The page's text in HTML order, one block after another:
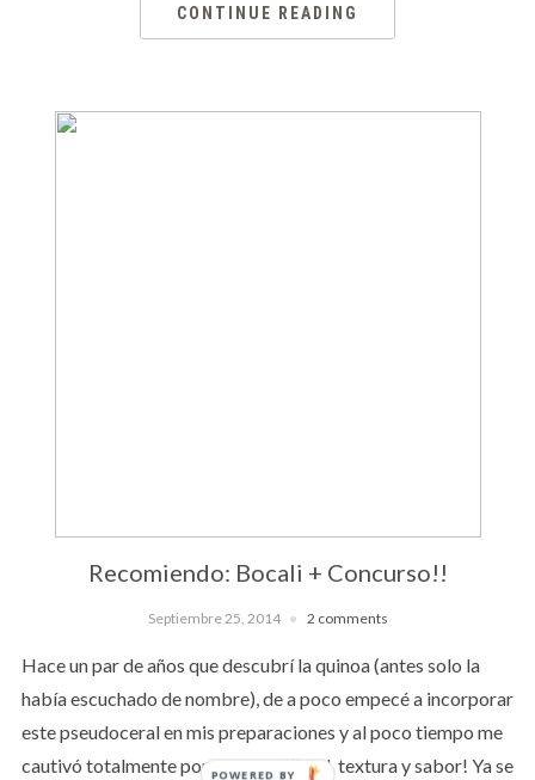
CONTINUE READING
Recomiendo: Bocali + Concurso!!
Septiembre 25, 2014 2 comments
Hace un par de años que descubrí la quinoa (antes solo la
había escuchado de nombre), de a poco empecé a incorporar
este pseudoceral en mis preparaciones y al poco tiempo me
cautivó totalmente por su versatilidad, textura y sabor! Ya se
POWERED BY